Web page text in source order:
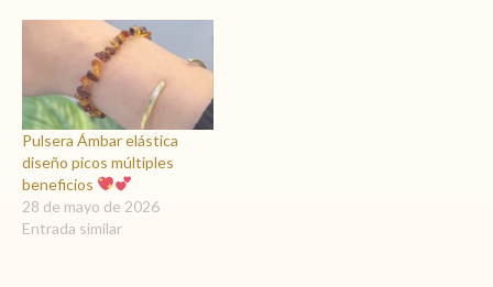
Pulsera Ámbar elástica
diseño picos múltiples
beneficios
28 de mayo de 2026
Entrada similar